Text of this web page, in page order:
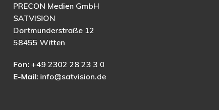
PRECON Medien GmbH
SATVISION
Dortmunderstraße 12
58455 Witten
Fon: +49 2302 28 23 3 0
E-Mail: info@satvision.de